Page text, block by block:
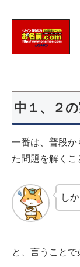
中１、２
一番は、普段か
た問題を解くこ
し
と、言うことで